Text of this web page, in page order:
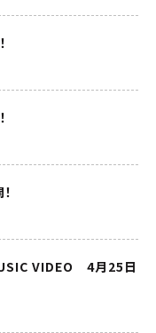
VIDEO 4月25日